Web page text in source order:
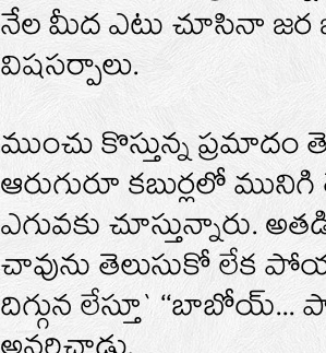
నేల మీద ఎటు చూసినా జర
విషసర్పాలు.
ముంచు కొస్తున్న
ఆరుగురూ కబుర్లలో
ఎగువకు చూస్తున్నారు.
చావును తెలుసుకో లేక
దిగ్గున లేస్తూ` ‘‘బాబోయ్‌...